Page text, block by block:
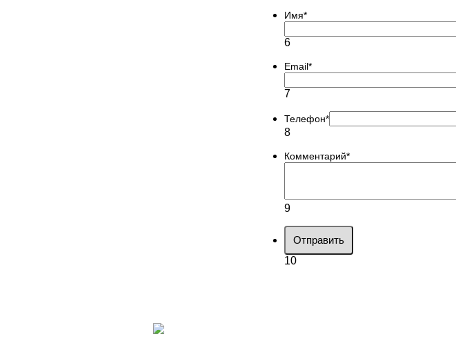
Имя*
6
Email*
7
Телефон*
8
Комментарий*
9
Отправить
10